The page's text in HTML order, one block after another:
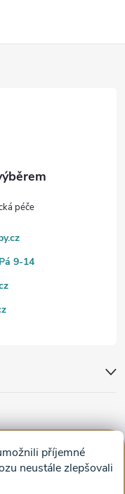
příjemné
neustále zlepšovali
9-14